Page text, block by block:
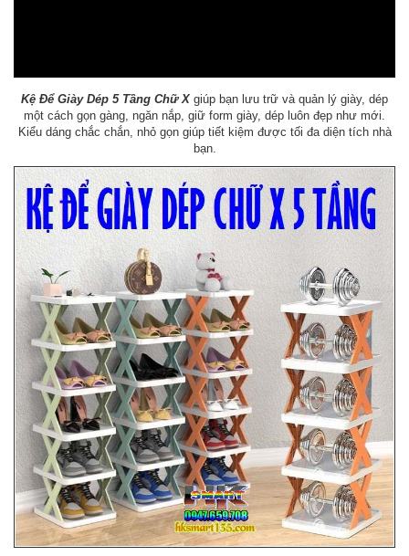
Kệ Để Giày Dép 5 Tầng Chữ X giúp bạn lưu trữ và quản lý giày, dép
một cách gọn gàng, ngăn nắp, giữ form giày, dép luôn đẹp như mới.
Kiểu dáng chắc chắn, nhỏ gọn giúp tiết kiệm được tối đa diện tích nhà
bạn.